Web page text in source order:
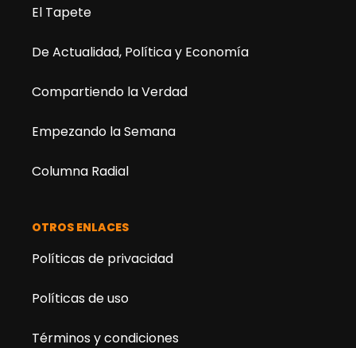
El Tapete
De Actualidad, Política y Economía
Compartiendo la Verdad
Empezando la Semana
Columna Radial
OTROS ENLACES
Políticas de privacidad
Políticas de uso
Términos y condiciones